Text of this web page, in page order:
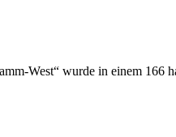
West“ wurde in einem 166